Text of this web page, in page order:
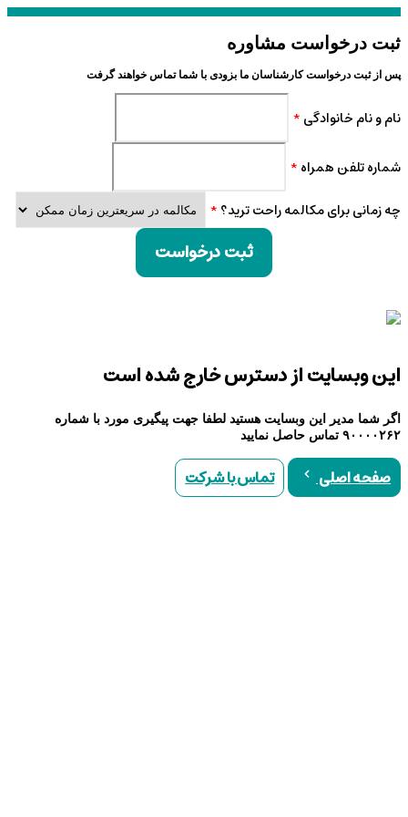
ثبت درخواست مشاوره
پس از ثبت درخواست کارشناسان ما بزودی با شما تماس خواهند گرفت
نام و نام خانوادگی *
شماره تلفن همراه *
چه زمانی برای مکالمه راحت ترید؟ *
ثبت درخواست
این وبسایت از دسترس خارج شده است
اگر شما مدیر این وبسایت هستید لطفا جهت پیگیری مورد با شماره
۹۰۰۰۰۲۶۲ تماس حاصل نمایید
صفحه اصلی تماس با شرکت